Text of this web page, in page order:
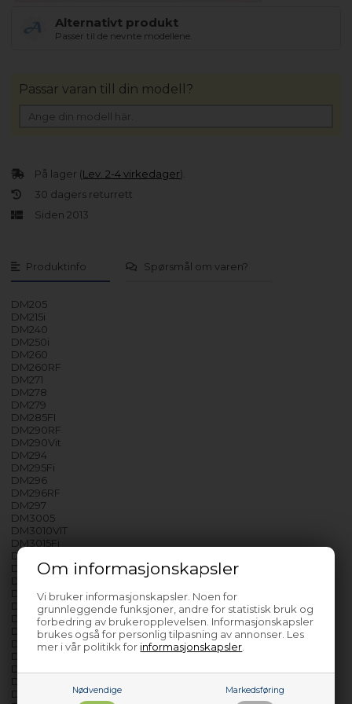
Om informasjonskapsler
Vi bruker informasjonskapsler. Noen for
grunnleggende funksjoner, andre for statistisk bruk og
forbedring av brukeropplevelsen. Informasjonskapsler
brukes også for personlig tilpasning av annonser. Les
mer i vår politikk for informasjonskapsler
Nødvendige Markedsføring
Alternativt produkt
Passer til de nevnte modellene.
Produktinfo Spørsmål om varen?
DM205
DM215i
DM240
DM250i
DM260
DM260RF
DM271
DM278
DM279
DM285FI
DM290RF
DM290Vit
DM294
DM295Fi
DM296
DM296RF
DM297
DM3005
DM3010VIT
DM3015Fi
DM3020
DM3020RF
DM3026
DM3030
DM3035Fi
DM3038
DM3038Fi
DM3038RF
DM3058
DM3105RF
DM3105VIT
DM3115FI
På lager (Lev. 2-4 virkedager).
30 dagers returrett
Siden 2013
Passar varan till din modell?